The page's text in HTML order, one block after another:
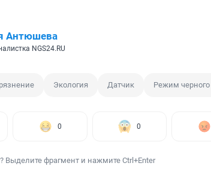
Антюшева
NGS24.RU
Экология Датчик Режим черного
0 0
Выделите фрагмент и нажмите Ctrl+Enter